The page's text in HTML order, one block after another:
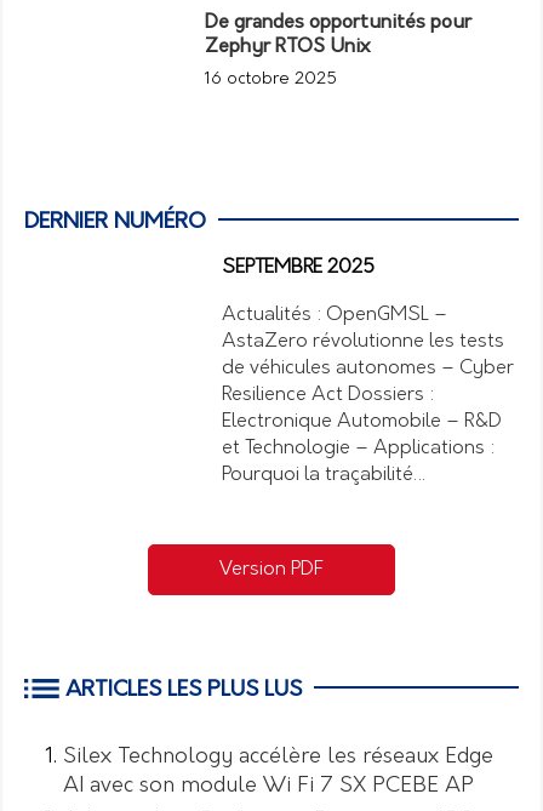
De grandes opportunités pour
Zephyr RTOS Unix
16 octobre 2025
DERNIER NUMÉRO
SEPTEMBRE 2025
Actualités : OpenGMSL –
AstaZero révolutionne les tests
de véhicules autonomes – Cyber
Resilience Act Dossiers :
Electronique Automobile – R&D
et Technologie – Applications :
Pourquoi la traçabilité…
Version PDF
ARTICLES LES PLUS LUS
Silex Technology accélère les réseaux Edge
AI avec son module Wi Fi 7 SX PCEBE AP